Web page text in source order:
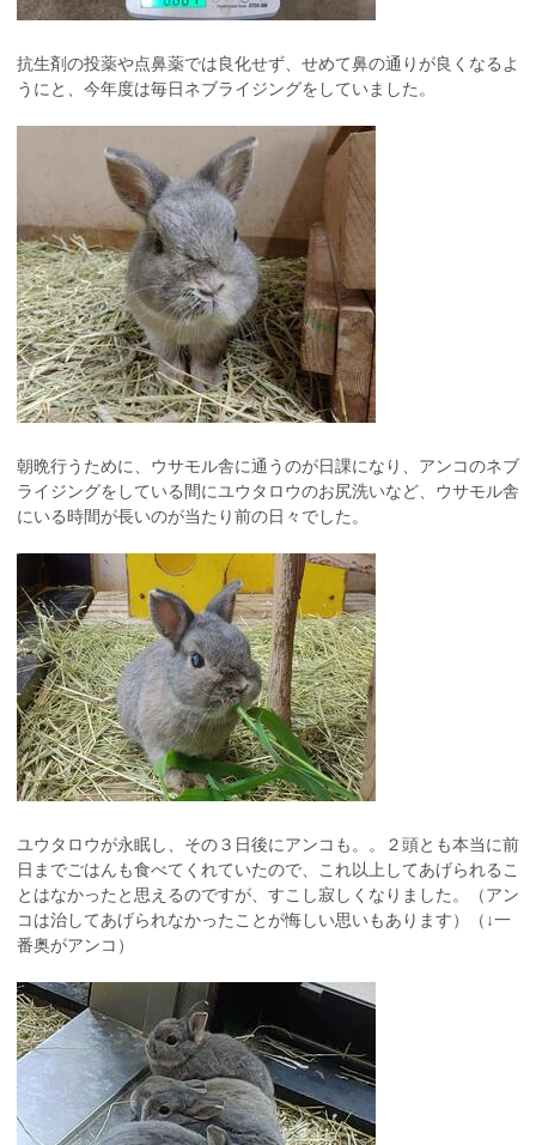
抗生剤の投薬や点鼻薬では良化せず、せめて鼻の通りが良くなるよ
うにと、今年度は毎日ネブライジングをしていました。
朝晩行うために、ウサモル舎に通うのが日課になり、アンコのネブ
ライジングをしている間にユウタロウのお尻洗いなど、ウサモル舎
にいる時間が長いのが当たり前の日々でした。
ユウタロウが永眠し、その３日後にアンコも。。２頭とも本当に前
日までごはんも食べてくれていたので、これ以上してあげられるこ
とはなかったと思えるのですが、すこし寂しくなりました。（アン
コは治してあげられなかったことが悔しい思いもあります）（↓一
番奥がアンコ）